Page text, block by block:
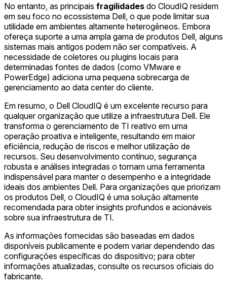
No entanto, as principais fragilidades do CloudIQ residem
em seu foco no ecossistema Dell, o que pode limitar sua
utilidade em ambientes altamente heterogêneos. Embora
ofereça suporte a uma ampla gama de produtos Dell, alguns
sistemas mais antigos podem não ser compatíveis. A
necessidade de coletores ou plugins locais para
determinadas fontes de dados (como VMware e
PowerEdge) adiciona uma pequena sobrecarga de
gerenciamento ao data center do cliente.
Em resumo, o Dell CloudIQ é um excelente recurso para
qualquer organização que utilize a infraestrutura Dell. Ele
transforma o gerenciamento de TI reativo em uma
operação proativa e inteligente, resultando em maior
eficiência, redução de riscos e melhor utilização de
recursos. Seu desenvolvimento contínuo, segurança
robusta e análises integradas o tornam uma ferramenta
indispensável para manter o desempenho e a integridade
ideais dos ambientes Dell. Para organizações que priorizam
os produtos Dell, o CloudIQ é uma solução altamente
recomendada para obter insights profundos e acionáveis
sobre sua infraestrutura de TI.
As informações fornecidas são baseadas em dados
disponíveis publicamente e podem variar dependendo das
configurações específicas do dispositivo; para obter
informações atualizadas, consulte os recursos oficiais do
fabricante.